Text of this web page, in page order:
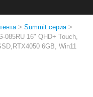
> Summit серия >
085RU 16" QHD+ Touch,
6GB, Win11